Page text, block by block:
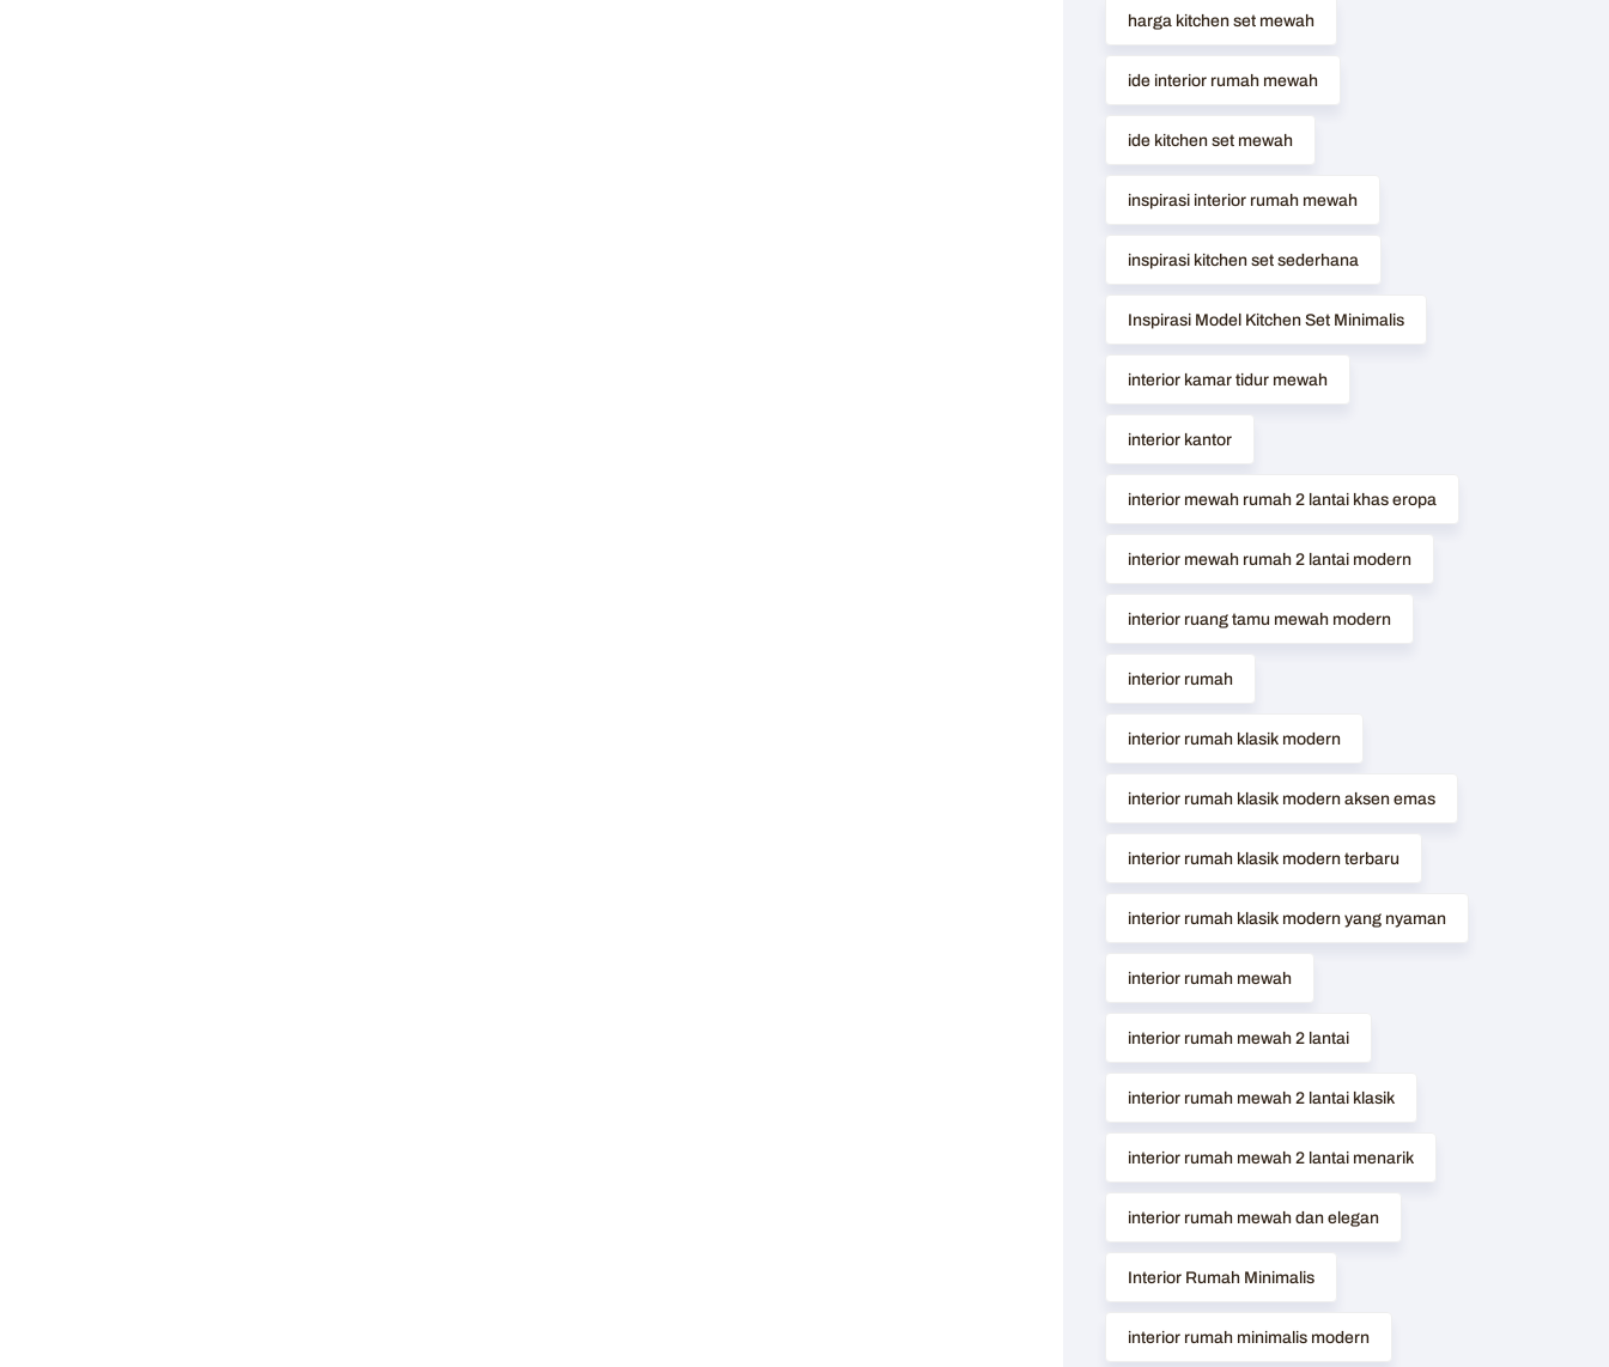
harga kitchen set mewah
ide interior rumah mewah
ide kitchen set mewah
inspirasi interior rumah mewah
inspirasi kitchen set sederhana
Inspirasi Model Kitchen Set Minimalis
interior kamar tidur mewah
interior kantor
interior mewah rumah 2 lantai khas eropa
interior mewah rumah 2 lantai modern
interior ruang tamu mewah modern
interior rumah
interior rumah klasik modern
interior rumah klasik modern aksen emas
interior rumah klasik modern terbaru
interior rumah klasik modern yang nyaman
interior rumah mewah
interior rumah mewah 2 lantai
interior rumah mewah 2 lantai klasik
interior rumah mewah 2 lantai menarik
interior rumah mewah dan elegan
Interior Rumah Minimalis
interior rumah minimalis modern